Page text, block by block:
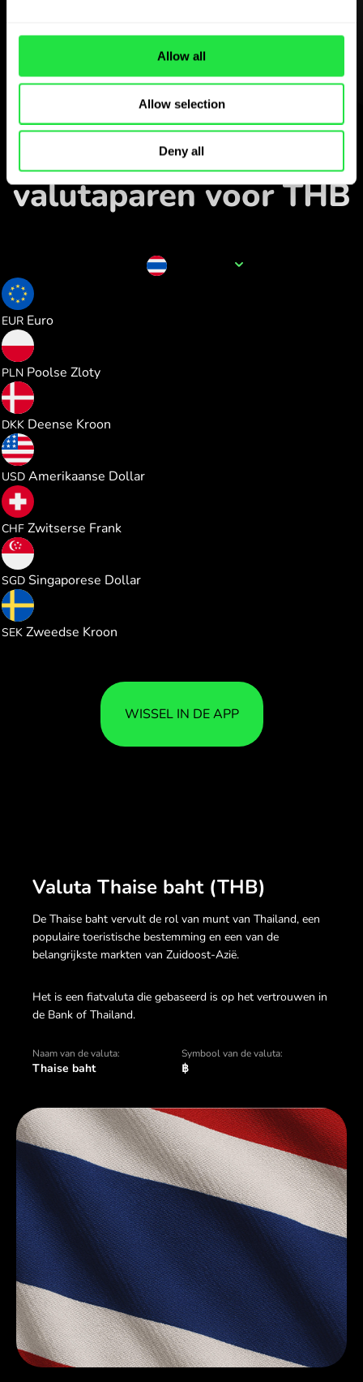
Allow all
Allow selection
Deny all
en meld je in enkele minuten
Volg populaire
valutaparen voor THB
EUR Euro
PLN Poolse Zloty
DKK Deense Kroon
USD Amerikaanse Dollar
CHF Zwitserse Frank
SGD Singaporese Dollar
SEK Zweedse Kroon
WISSEL IN DE APP
Valuta Thaise baht (THB)
De Thaise baht vervult de rol van munt van Thailand, een
populaire toeristische bestemming en een van de
belangrijkste markten van Zuidoost-Azië.
Het is een fiatvaluta die gebaseerd is op het vertrouwen in
de Bank of Thailand.
Naam van de valuta:
Thaise baht
Symbool van de valuta:
฿